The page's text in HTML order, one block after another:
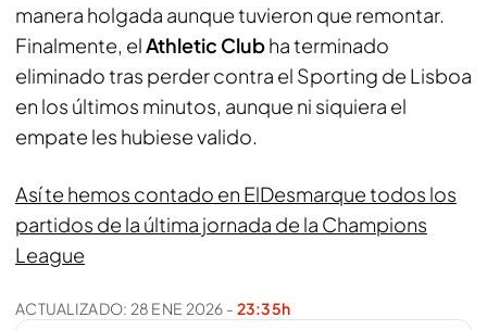
manera holgada aunque tuvieron que remontar.
Finalmente, elAthletic Clubha terminado
eliminado tras perder contra el Sporting de Lisboa
en los últimos minutos, aunque ni siquiera el
empate les hubiese valido.
Así te hemos contado en ElDesmarque todos los
partidos de la última jornada de la Champions
League
ACTUALIZADO: 28 ENE 2026 - 23:35h